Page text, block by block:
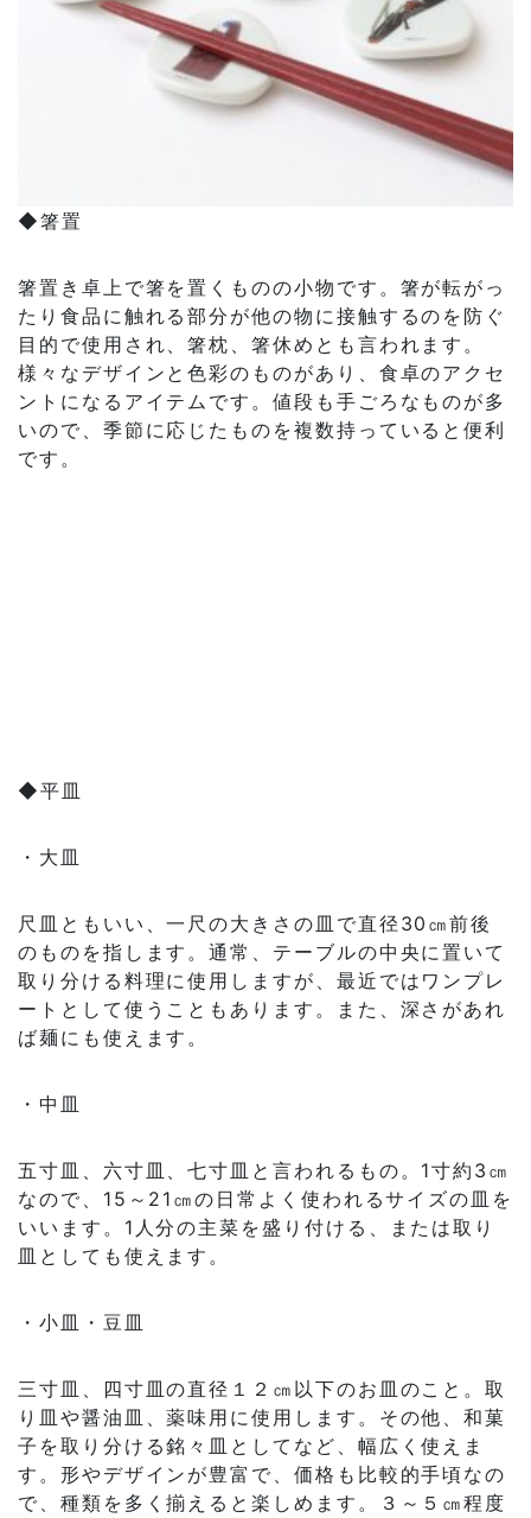
◆箸置
箸置き卓上で箸を置くものの小物です。箸が転がっ
たり食品に触れる部分が他の物に接触するのを防ぐ
目的で使用され、箸枕、箸休めとも言われます。
様々なデザインと色彩のものがあり、食卓のアクセ
ントになるアイテムです。値段も手ごろなものが多
いので、季節に応じたものを複数持っていると便利
です。
◆平皿
・大皿
尺皿ともいい、一尺の大きさの皿で直径30㎝前後
のものを指します。通常、テーブルの中央に置いて
取り分ける料理に使用しますが、最近ではワンプレ
ートとして使うこともあります。また、深さがあれ
ば麺にも使えます。
・中皿
五寸皿、六寸皿、七寸皿と言われるもの。1寸約3㎝
なので、15～21㎝の日常よく使われるサイズの皿を
いいます。1人分の主菜を盛り付ける、または取り
皿としても使えます。
・小皿・豆皿
三寸皿、四寸皿の直径１２㎝以下のお皿のこと。取
り皿や醤油皿、薬味用に使用します。その他、和菓
子を取り分ける銘々皿としてなど、幅広く使えま
す。形やデザインが豊富で、価格も比較的手頃なの
で、種類を多く揃えると楽しめます。３～５㎝程度